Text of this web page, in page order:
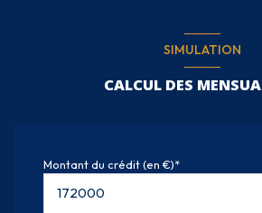
SIMULATION
CALCUL DES
Montant du crédit (en €)*